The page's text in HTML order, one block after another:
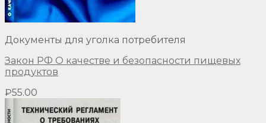
Документы для уголка потребителя
Закон РФ О качестве и безопасности пищевых
продуктов
₽55.00